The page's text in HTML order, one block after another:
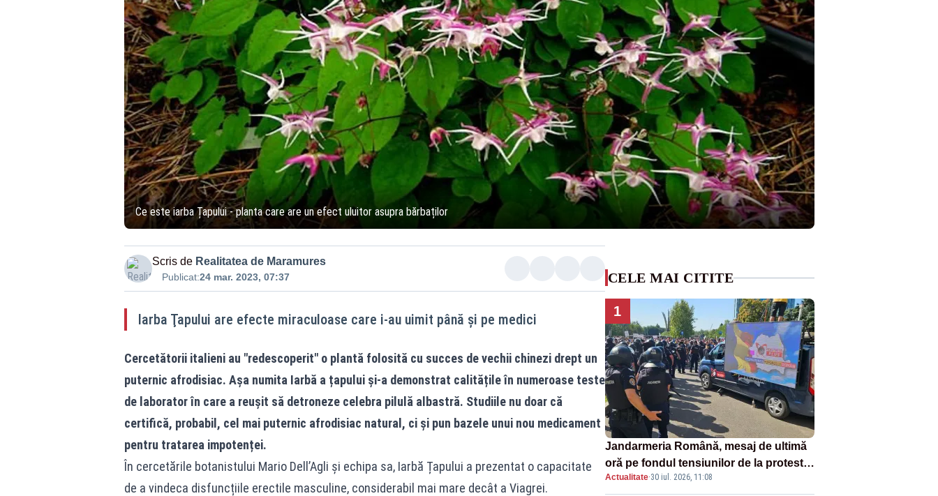
Ce este iarba Țapului - planta care are un efect uluitor asupra bărbaților
Scris de Realitatea de Maramures
Publicat:24 mar. 2023, 07:37
Iarba Ţapului are efecte miraculoase care i-au uimit până şi pe medici
Cercetătorii italieni au "redescoperit" o plantă folosită cu succes de vechii chinezi drept un
puternic afrodisiac. Așa numita Iarbă a țapului și-a demonstrat calitățile în numeroase teste
de laborator în care a reușit să detroneze celebra pilulă albastră. Studiile nu doar că
certifică, probabil, cel mai puternic afrodisiac natural, ci și pun bazele unui nou medicament
pentru tratarea impotenței.
În cercetările botanistului Mario Dell’Agli și echipa sa, Iarbă Țapului a prezentat o capacitate
de a vindeca disfuncțiile erectile masculine, considerabil mai mare decât a Viagrei.
CELE MAI CITITE
1
Jandarmeria Română, mesaj de ultimă
oră pe fondul tensiunilor de la protestul
masiv al fermierilor - VIDEO
Actualitate·30 iul. 2026, 11:08